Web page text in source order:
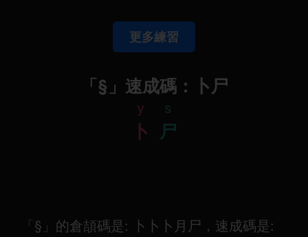
更多練習
「§」速成碼：卜尸
y
卜
s
尸
「§」的倉頡碼是: 卜卜卜月尸，速成碼是: